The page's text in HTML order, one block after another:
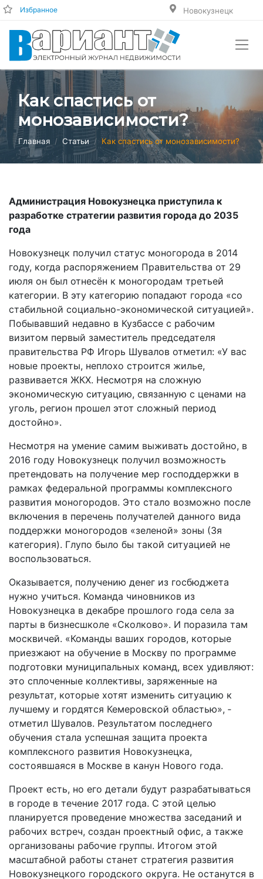
Избранное Новокузнецк
Как спастись от
монозависимости?
Главная Статьи Как спастись от монозависимости?
Администрация Новокузнецка приступила к
разработке стратегии развития города до 2035
года
Новокузнецк получил статус моногорода в 2014
году, когда распоряжением Правительства от 29
июля он был отнесён к моногородам третьей
категории. В эту категорию попадают города «со
стабильной социально-­экономической ситуацией».
Побывавший недавно в Кузбассе с рабочим
визитом первый заместитель председателя
правительства РФ Игорь Шувалов отметил: «У вас
новые проекты, неплохо строится жилье,
развивается ЖКХ. Несмотря на сложную
экономическую ситуацию, связанную с ценами на
уголь, регион прошел этот сложный период
достойно».
Несмотря на умение самим выживать достойно, в
2016 году Новокузнецк получил возможность
претендовать на получение мер господдержки в
рамках федеральной программы комплексного
развития моногородов. Это стало возможно после
включения в перечень получателей данного вида
поддержки моногородов «зеленой» зоны (3­я
категория). Глупо было бы такой ситуацией не
воспользоваться.
Оказывается, получению денег из госбюджета
нужно учиться. Команда чиновников из
Новокузнецка в декабре прошлого года села за
парты в бизнес­школе «Сколково». И поразила там
москвичей. «Команды ваших городов, которые
приезжают на обучение в Москву по программе
подготовки муниципальных команд, всех удивляют:
это сплоченные коллективы, заряженные на
результат, которые хотят изменить ситуацию к
лучшему и гордятся Кемеровской областью», ­
отметил Шувалов. Результатом последнего
обучения стала успешная защита проекта
комплексного развития Новокузнецка,
состоявшаяся в Москве в канун Нового года.
Проект есть, но его детали будут разрабатываться
в городе в течение 2017 года. С этой целью
планируется проведение множества заседаний и
рабочих встреч, создан проектный офис, а также
организованы рабочие группы. Итогом этой
масштабной работы станет стратегия развития
Новокузнецкого городского округа. Не останутся в